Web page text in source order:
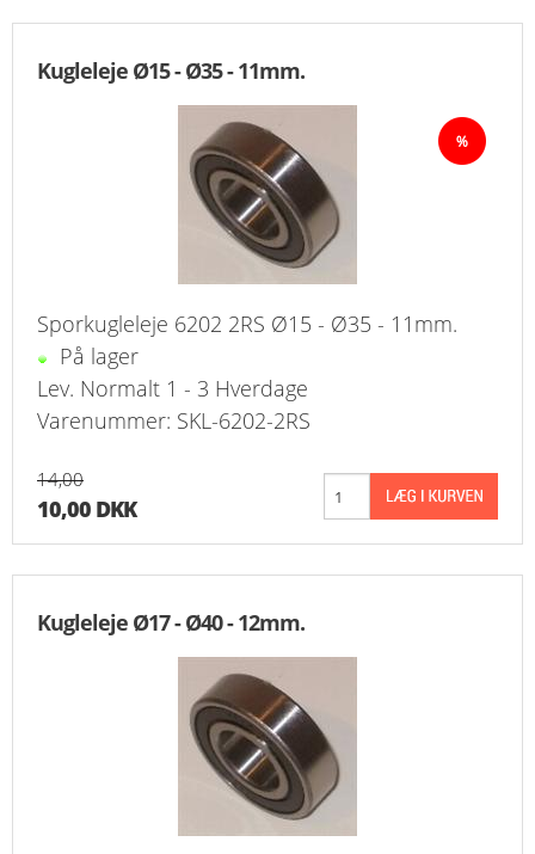
FAVORIT
Kugleleje Ø15 - Ø35 - 11mm.
Sporkugleleje 6202 2RS Ø15 - Ø35 - 11mm.
På lager
Lev. Normalt 1 - 3 Hverdage
Varenummer: SKL-6202-2RS
14,00
10,00 DKK
Kugleleje Ø17 - Ø40 - 12mm.